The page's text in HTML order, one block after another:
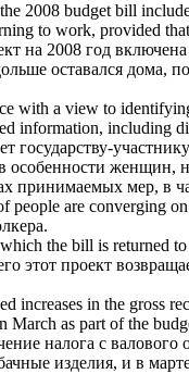
2008 budget bill
to work, provided
на 2008 год
оставался дома,
with a view to
information, including
государству-
особенности
принимаемых мер,
are converging
the bill is returned
этот проект
increases in the gross
March as part of the
налога с валового
изделия, и в